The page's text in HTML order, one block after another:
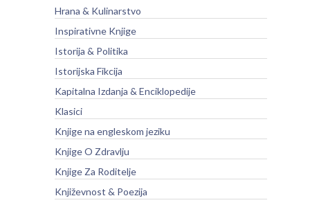
Hrana & Kulinarstvo
Inspirativne Knjige
Istorija & Politika
Istorijska Fikcija
Kapitalna Izdanja & Enciklopedije
Klasici
Knjige na engleskom jeziku
Knjige O Zdravlju
Knjige Za Roditelje
Književnost & Poezija